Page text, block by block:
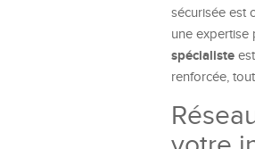
sécurisée est
une expertise
spécialiste
renforcée,